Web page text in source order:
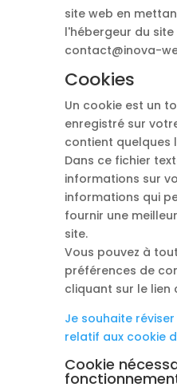
site web en
l'hébergeur du site
contact@inova-
Cookies
Un cookie est un
enregistré sur
contient quelques
Dans ce fichier
informations sur
informations qui
fournir une
site.
Vous pouvez à
préférences de
cliquant sur le lien
Je souhaite
relatif aux cookie
Cookie